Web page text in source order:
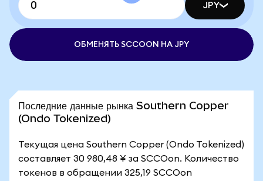
JPY
ОБМЕНЯТЬ SCCOON НА JPY
Последние данные рынка Southern Copper
(Ondo Tokenized)
Текущая цена Southern Copper (Ondo Tokenized)
составляет 30 980,48 ¥ за SCCOon. Количество
токенов в обращении 325,19 SCCOon